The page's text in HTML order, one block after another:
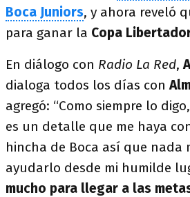
Boca Juniors, y ahora reveló
para ganar la Copa
En diálogo con Radio La Red,
dialoga todos los días con
agregó: “Como siempre lo
es un detalle que me haya
hincha de Boca así que nada
ayudarlo desde mi humilde
mucho para llegar a las